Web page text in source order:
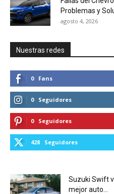
Problemas y
agosto 4, 2026
Nuestras redes
0 Fans
0 Seguidores
0 Seguidores
428 Seguidores
Suzuki Swift
mejor auto...